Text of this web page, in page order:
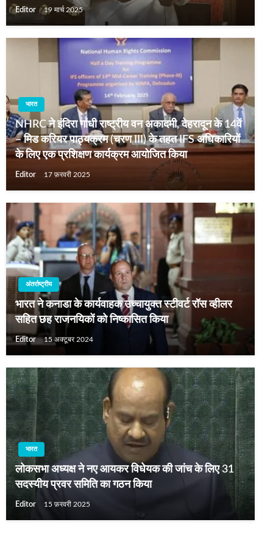
Editor 19 मार्च 2025
भारत
NHRC ने इंदिरा गांधी राष्ट्रीय वन अकादमी, देहरादून के 14वें
– मिड करियर पाठ्यक्रम (चरण III) के तहत IFS अधिकारियों
के लिए एक प्रशिक्षण कार्यक्रम आयोजित किया
Editor 17 फ़रवरी 2025
अंतर्राष्ट्रीय
भारत ने कनाडा के कार्यवाहक उच्चायुक्त स्टीवर्ट रॉस व्हीलर
सहित छह राजनयिकों को निष्कासित किया
Editor 15 अक्टूबर 2024
भारत
लोकसभा अध्यक्ष ने नए आयकर विधेयक की जांच के लिए 31
सदस्यीय प्रवर समिति का गठन किया
Editor 15 फ़रवरी 2025